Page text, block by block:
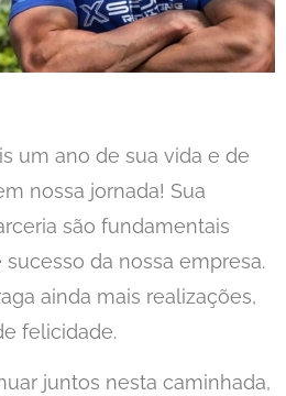
um ano de sua vida e de
nossa jornada! Sua
são fundamentais
da nossa empresa.
ainda mais realizações,
felicidade.
juntos nesta caminhada,